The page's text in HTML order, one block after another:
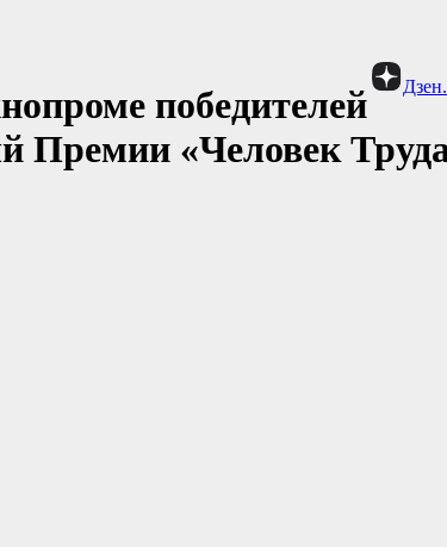
победителей
Премии «Человек